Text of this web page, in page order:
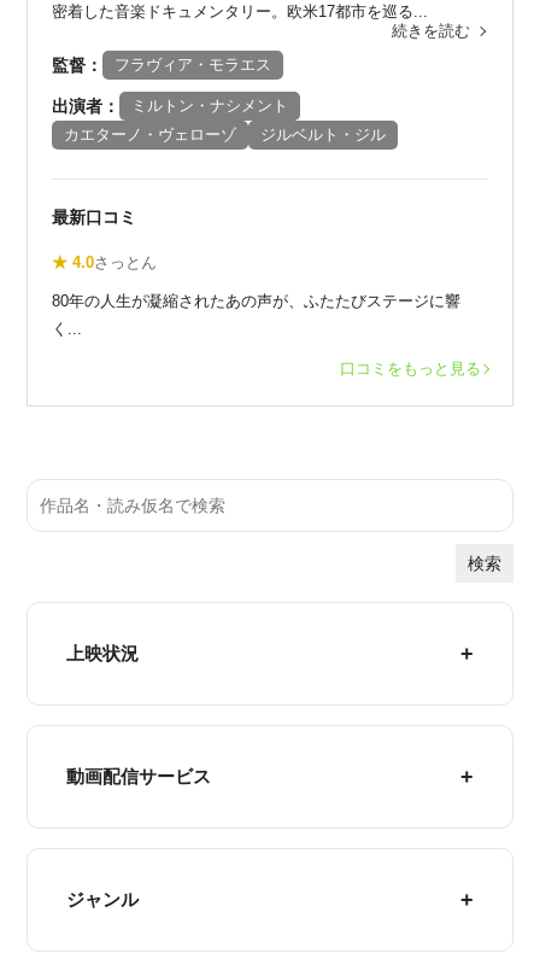
密着した音楽ドキュメンタリー。欧米17都市を巡る...
続きを読む
監督： フラヴィア・モラエス
出演者：
ミルトン・ナシメント
カエターノ・ヴェローゾ
ジルベルト・ジル
最新口コミ
★ 4.0さっとん
80年の人生が凝縮されたあの声が、ふたたびステージに響
く...
口コミをもっと見る
検索
上映状況
動画配信サービス
ジャンル